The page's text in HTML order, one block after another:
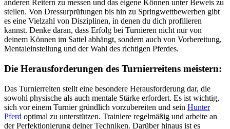
anderen Reitern zu messen und das eigene Können unter Beweis zu
stellen. Von Dressurprüfungen bis hin zu Springwettbewerben gibt
es eine Vielzahl von Disziplinen, in denen du dich profilieren
kannst. Denke daran, dass Erfolg bei Turnieren nicht nur von
deinem Können im Sattel abhängt, sondern auch von Vorbereitung,
Mentaleinstellung und der Wahl des richtigen Pferdes.
Die Herausforderungen des Turnierreitens meistern:
Das Turnierreiten stellt eine besondere Herausforderung dar, die
sowohl physische als auch mentale Stärke erfordert. Es ist wichtig,
sich vor einem Turnier gründlich vorzubereiten und sein Hunter
Pferd optimal zu unterstützen. Trainiere regelmäßig und arbeite an
der Perfektionierung deiner Techniken. Darüber hinaus ist es